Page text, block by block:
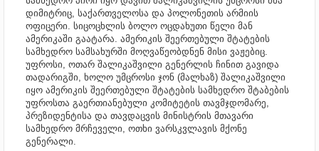
დიმიტრიც, საქართველოსა და პოლონეთის არმიის
ოფიცერი. სიცოცხლის ბოლო ოცდახუთი წელი მან
ამერიკაში გაატარა. ამერიკის შეერთებული შტატების
სამხედრო სამსახურში მოღვაწეობდნენ მისი ვაჟებიც.
უფროსი, ოთარ შალიკაშვილი გენერლის ჩინით გავიდა
თადარიგში, ხოლო უმცროსი ჯონ (მალხაზ) შალიკაშვილი
იყო ამერიკის შეერთებული შტატების სამხედრო შტაბების
უფროსთა გაერთიანებული კომიტეტის თავმჯდომარე,
პრეზიდენტისა და თავდაცვის მინისტრის მთავარი
სამხედრო მრჩეველი, ოთხი ვარსკვლავის მქონე
გენერალი.